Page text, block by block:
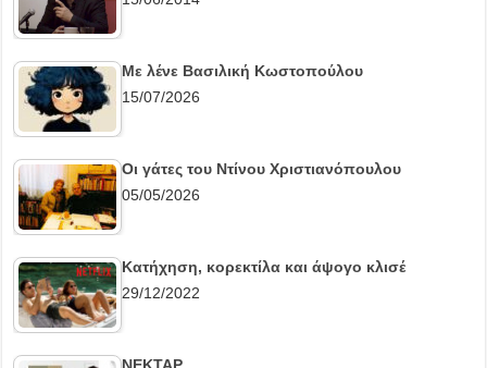
Με λένε Βασιλική Κωστοπούλου
15/07/2026
Οι γάτες του Ντίνου Χριστιανόπουλου
05/05/2026
Κατήχηση, κορεκτίλα και άψογο κλισέ
29/12/2022